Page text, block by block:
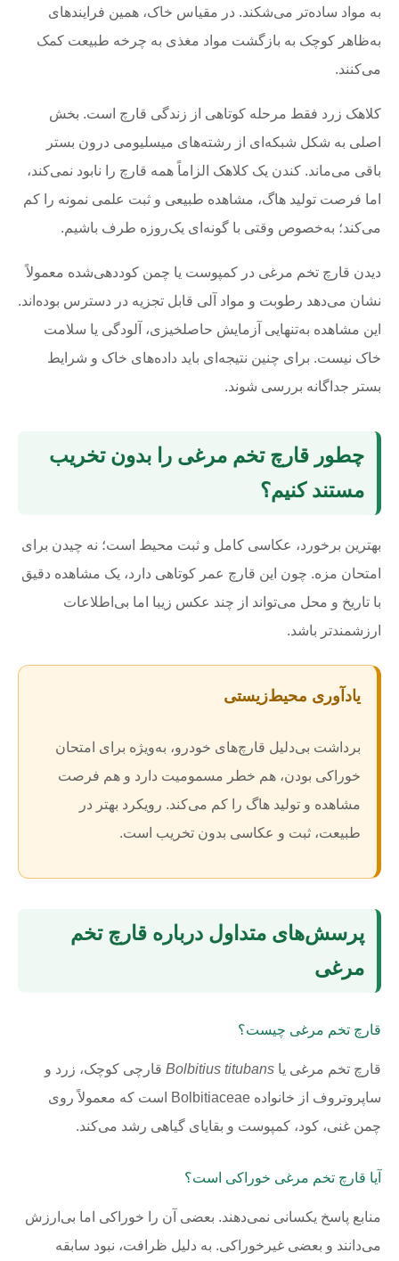
به مواد ساده‌تر می‌شکند. در مقیاس خاک، همین فرایندهای
به‌ظاهر کوچک به بازگشت مواد مغذی به چرخه طبیعت کمک
می‌کنند.
کلاهک زرد فقط مرحله کوتاهی از زندگی قارچ است. بخش
اصلی به شکل شبکه‌ای از رشته‌های میسلیومی درون بستر
باقی می‌ماند. کندن یک کلاهک الزاماً همه قارچ را نابود نمی‌کند،
اما فرصت تولید هاگ، مشاهده طبیعی و ثبت علمی نمونه را کم
می‌کند؛ به‌خصوص وقتی با گونه‌ای یک‌روزه طرف باشیم.
دیدن قارچ تخم مرغی در کمپوست یا چمن کوددهی‌شده معمولاً
نشان می‌دهد رطوبت و مواد آلی قابل تجزیه در دسترس بوده‌اند.
این مشاهده به‌تنهایی آزمایش حاصلخیزی، آلودگی یا سلامت
خاک نیست. برای چنین نتیجه‌ای باید داده‌های خاک و شرایط
بستر جداگانه بررسی شوند.
چطور قارچ تخم مرغی را بدون تخریب
مستند کنیم؟
بهترین برخورد، عکاسی کامل و ثبت محیط است؛ نه چیدن برای
امتحان مزه. چون این قارچ عمر کوتاهی دارد، یک مشاهده دقیق
با تاریخ و محل می‌تواند از چند عکس زیبا اما بی‌اطلاعات
ارزشمندتر باشد.
یادآوری محیط‌زیستی
برداشت بی‌دلیل قارچ‌های خودرو، به‌ویژه برای امتحان
خوراکی بودن، هم خطر مسمومیت دارد و هم فرصت
مشاهده و تولید هاگ را کم می‌کند. رویکرد بهتر در
طبیعت، ثبت و عکاسی بدون تخریب است.
پرسش‌های متداول درباره قارچ تخم
مرغی
قارچ تخم مرغی چیست؟
قارچ تخم مرغی یا Bolbitius titubans قارچی کوچک، زرد و
ساپروتروف از خانواده Bolbitiaceae است که معمولاً روی
چمن غنی، کود، کمپوست و بقایای گیاهی رشد می‌کند.
آیا قارچ تخم مرغی خوراکی است؟
منابع پاسخ یکسانی نمی‌دهند. بعضی آن را خوراکی اما بی‌ارزش
می‌دانند و بعضی غیرخوراکی. به دلیل ظرافت، نبود سابقه